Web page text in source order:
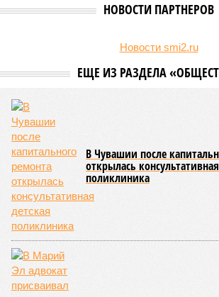
НОВОСТИ ПАРТНЕРОВ
Новости smi2.ru
ЕЩЕ ИЗ РАЗДЕЛА
В Чувашии после
открылась
поликлиника